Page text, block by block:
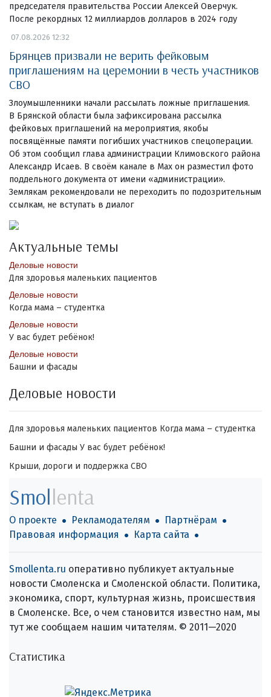
председателя правительства России Алексей Оверчук.
После рекордных 12 миллиардов долларов в 2024 году
07.08.2026 12:32
Брянцев призвали не верить фейковым
приглашениям на церемонии в честь участников
СВО
Злоумышленники начали рассылать ложные приглашения.
В Брянской области была зафиксирована рассылка
фейковых приглашений на мероприятия, якобы
посвящённые памяти погибших участников спецоперации.
Об этом сообщил глава администрации Климовского района
Александр Исаев. В своём канале в Maх он разместил фото
поддельного документа от имени «администрации».
Землякам рекомендовали не переходить по подозрительным
ссылкам, не вступать в диалог
Актуальные темы
Деловые новости
Для здоровья маленьких пациентов
Деловые новости
Когда мама – студентка
Деловые новости
У вас будет ребёнок!
Деловые новости
Башни и фасады
Деловые новости
Для здоровья маленьких пациентов Когда мама – студентка
Башни и фасады У вас будет ребёнок!
Крыши, дороги и поддержка СВО
Smollenta
О проекте Рекламодателям
Партнёрам
Правовая информация
Карта сайта
Smollenta.ru оперативно публикует актуальные
новости Смоленска и Смоленской области. Политика,
экономика, спорт, культурная жизнь, происшествия
в Смоленске. Все, о чем становится известно нам, мы
тут же сообщаем нашим читателям. © 2011—2020
Статистика